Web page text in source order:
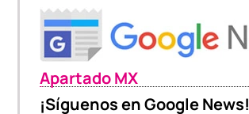
Apartado MX
¡Síguenos en Google News!